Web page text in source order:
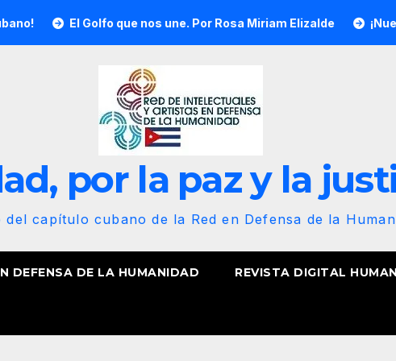
El Golfo que nos une. Por Rosa Miriam Elizalde ¡Nuestra
por la paz y la
del capítulo cubano de la Red en Defensa de la
DEFENSA DE LA HUMANIDAD REVISTA DIGITAL